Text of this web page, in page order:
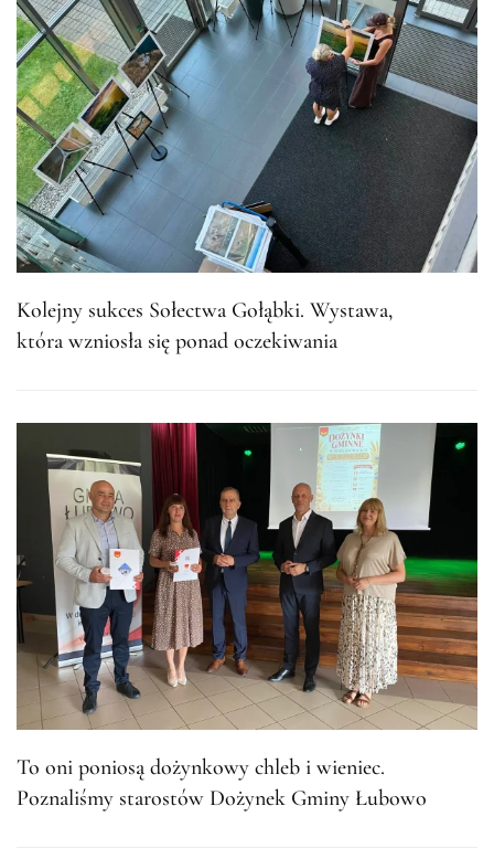
Kolejny sukces Sołectwa Gołąbki. Wystawa,
która wzniosła się ponad oczekiwania
To oni poniosą dożynkowy chleb i wieniec.
Poznaliśmy starostów Dożynek Gminy Łubowo